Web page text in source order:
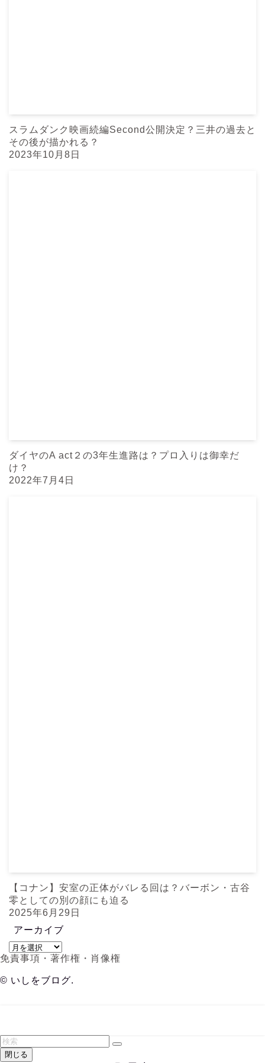
スラムダンク映画続編Second公開決定？三井の過去と
その後が描かれる？
2023年10月8日
ダイヤのA act２の3年生進路は？プロ入りは御幸だ
け？
2022年7月4日
【コナン】安室の正体がバレる回は？バーボン・古谷
零としての別の顔にも迫る
2025年6月29日
アーカイブ
ア
ー
イ
免責事項・著作権・肖像権
© いしをブログ.
閉じる